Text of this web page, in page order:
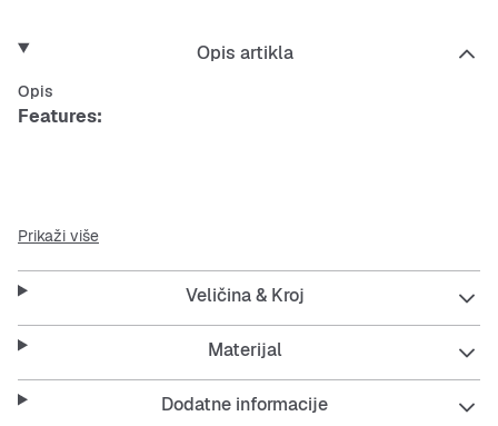
Opis artikla
Opis
Features:
jednobojni dizajn u ljubičastoj boji
rebrasti okrugli izrez
oversize kroj
Prikaži više
Veličina & Kroj
Materijal
Dodatne informacije